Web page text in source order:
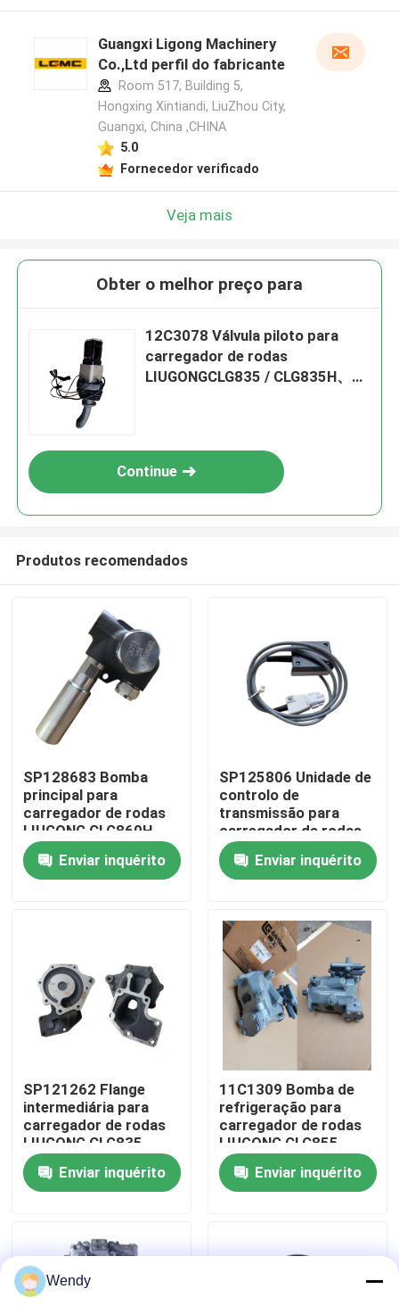
Casa
Produtos
Excursão da fábrica
Contacte-nos
Notícia
Casos
Blogue
Guangxi Ligong Machinery
Co.,Ltd perfil do fabricante
Room 517, Building 5,
Hongxing Xintiandi, LiuZhou City,
Guangxi, China ,CHINA
5.0
Fornecedor verificado
Veja mais
Obter o melhor preço para
12C3078 Válvula piloto para
carregador de rodas
LIUGONGCLG835 / CLG835H、
Continue
Produtos recomendados
SP128683 Bomba
principal para
carregador de rodas
LIUGONG CLG860H、
CLG862H、
CLG862N、
CLG870H、CLG888、
Enviar inquérito
SP125806 Unidade de
controlo de
transmissão para
carregador de rodas
LIUGONG CLG855、
CLG856、CLG850H、
ZL50CN、ZL50CNX、
CLG862H、
CLG862N、
CLG870H、CLG888、
CLG890H
Enviar inquérito
SP121262 Flange
intermediária para
carregador de rodas
LIUGONG CLG835、
CLG835H、CLG836、
CLG836H、ZL30E、
CLG855、CLG862H、
Enviar inquérito
11C1309 Bomba de
refrigeração para
carregador de rodas
LIUGONG CLG855、
CLG855N、
CLG855H、CLG856、
CLG850H、CLG860H
Enviar inquérito
Wendy